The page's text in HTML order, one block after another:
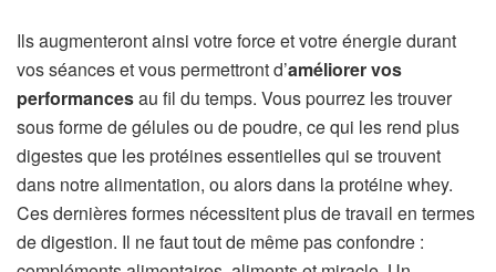
Ils augmenteront ainsi votre force et votre énergie durant
vos séances et vous permettront d’améliorer vos
performancesau fil du temps. Vous pourrez les trouver
sous forme de gélules ou de poudre, ce qui les rend plus
digestes que les protéines essentielles qui se trouvent
dans notre alimentation, ou alors dans la protéine whey.
Ces dernières formes nécessitent plus de travail en termes
de digestion. Il ne faut tout de même pas confondre :